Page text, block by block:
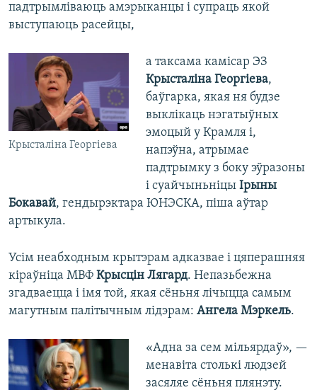
падтрымліваюць амэрыканцы і супраць якой
выступаюць расейцы,
Крысталіна Георгіева
а таксама камісар ЭЗ
Крысталіна Георгіева,
баўгарка, якая ня будзе
выклікаць нэгатыўных
эмоцый у Крамля і,
напэўна, атрымае
падтрымку з боку эўразоны
і суайчыньніцы Ірыны
Бокавай, гендырэктара ЮНЭСКА, піша аўтар
артыкула.
Усім неабходным крытэрам адказвае і цяперашняя
кіраўніца МВФ Крысцін Лягард. Непазьбежна
згадваецца і імя той, якая сёньня лічыцца самым
магутным палітычным лідэрам: Ангела Мэркель.
«Адна за сем мільярдаў», —
менавіта столькі людзей
засяляе сёньня плянэту.